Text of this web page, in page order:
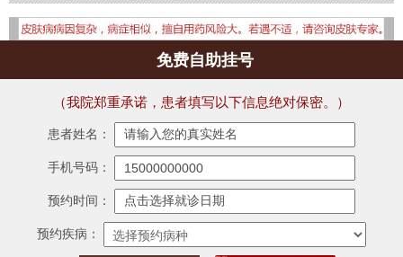
免费自助挂号
（我院郑重承诺，患者填写以下信息绝对保密。）
患者姓名：
手机号码：
预约时间：
预约疾病：